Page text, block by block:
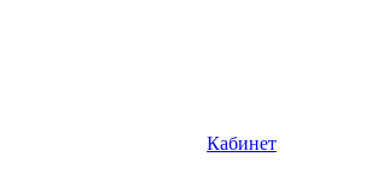
Кабинет